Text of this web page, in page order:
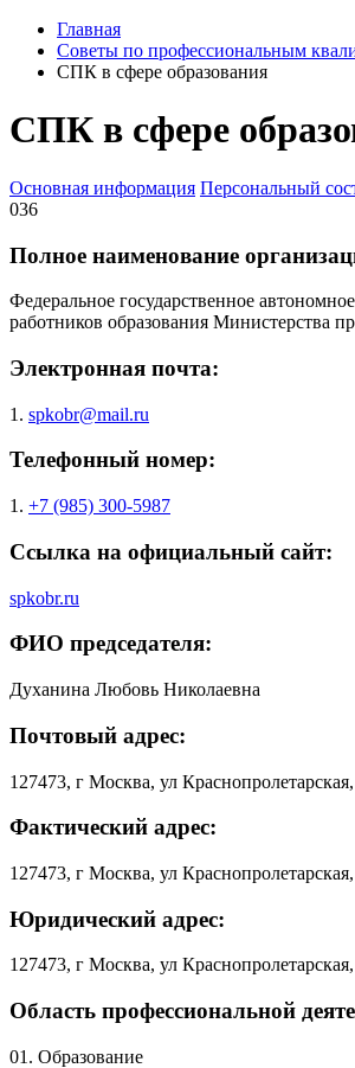
Главная
Советы по профессиональным
СПК в сфере образования
СПК в сфере
Основная информация Персональный
036
Полное наименование
Федеральное государственное
работников образования Министерства
Электронная почта:
1. spkobr@mail.ru
Телефонный номер:
1. +7 (985) 300-5987
Ссылка на официальный сайт:
spkobr.ru
ФИО председателя:
Духанина Любовь Николаевна
Почтовый адрес:
127473, г Москва, ул
Фактический адрес:
127473, г Москва, ул
Юридический адрес:
127473, г Москва, ул
Область профессиональной
01. Образование